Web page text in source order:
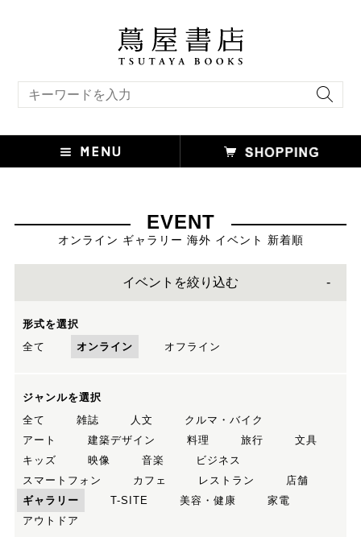
EVENT
オンライン ギャラリー 海外 イベント 新着順
イベントを絞り込む
形式を選択
全て
オンライン オフライン
ジャンルを選択
全て
雑誌 人文
クルマ・バイク
アート
建築デザイン 料理 旅行
文具
キッズ
映像 音楽
ビジネス
スマートフォン
カフェ レストラン
店舗
ギャラリー
T-SITE 美容・健康
家電
アウトドア